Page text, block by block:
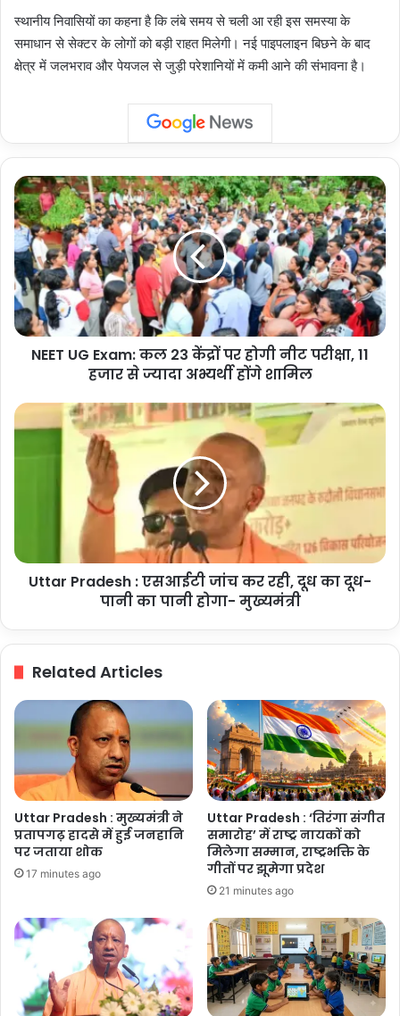
स्थानीय निवासियों का कहना है कि लंबे समय से चली आ रही इस समस्या के
समाधान से सेक्टर के लोगों को बड़ी राहत मिलेगी। नई पाइपलाइन बिछने के बाद
क्षेत्र में जलभराव और पेयजल से जुड़ी परेशानियों में कमी आने की संभावना है।
NEET
UG
Exam:
कल
23
केंद्रों
पर
होगी
नीट
परीक्षा,
से
ज्यादा
NEET UG Exam: कल 23 केंद्रों पर होगी नीट परीक्षा, 11
हजार से ज्यादा अभ्यर्थी होंगे शामिल
Uttar
Pradesh
का
दूध-
मुख्यमंत्री
Uttar Pradesh : एसआईटी जांच कर रही, दूध का दूध-
पानी का पानी होगा- मुख्यमंत्री
Related Articles
Uttar Pradesh : मुख्यमंत्री ने
प्रतापगढ़ हादसे में हुई जनहानि
पर जताया शोक
17 minutes ago
Uttar Pradesh : ‘तिरंगा संगीत
समारोह’ में राष्ट्र नायकों को
मिलेगा सम्मान, राष्ट्रभक्ति के
गीतों पर झूमेगा प्रदेश
21 minutes ago